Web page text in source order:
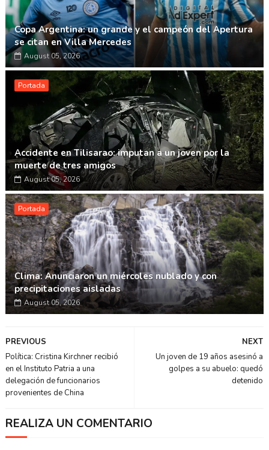
Copa Argentina: un grande y el campeón del Apertura
se citan en Villa Mercedes
August 05, 2026
Portada
Accidente en Tilisarao: imputan a un joven por la
muerte de tres amigos
August 05, 2026
Portada
Clima: Anunciaron un miércoles nublado y con
precipitaciones aisladas
August 05, 2026
NEXT
Un joven de 19 años asesinó a
golpes a su abuelo: quedó
detenido
PREVIOUS
Política: Cristina Kirchner recibió
en el Instituto Patria a una
delegación de funcionarios
provenientes de China
REALIZA UN COMENTARIO